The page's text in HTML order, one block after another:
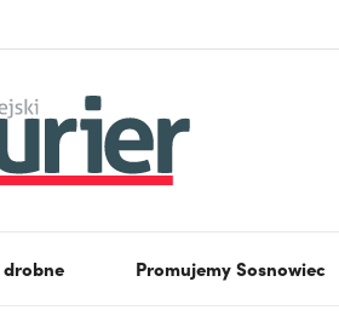
drobne Promujemy Sosnowiec